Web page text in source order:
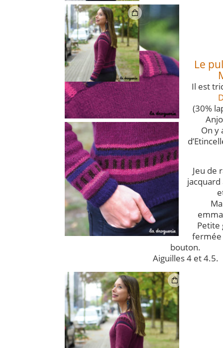
Le
Il est
(30%
On y
Jeu de
jacquard
Petite
fermée
bouton.
Aiguilles 4 et 4.5.